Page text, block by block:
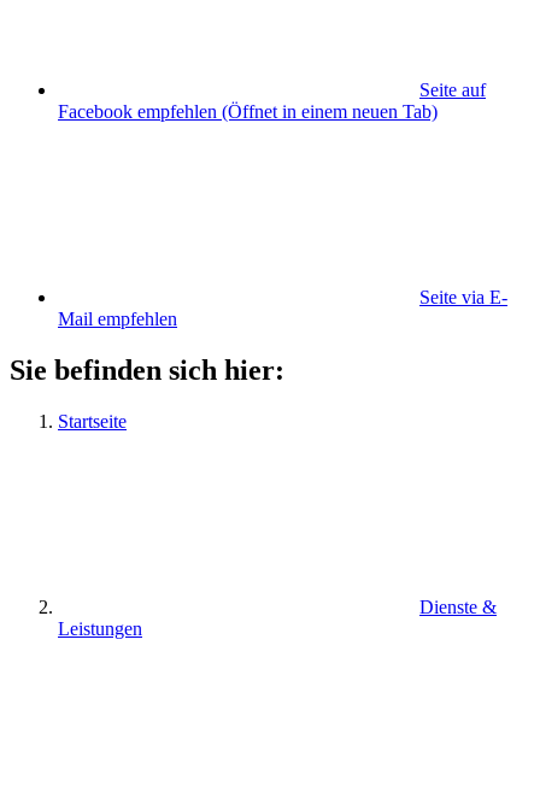
Seite auf
Facebook empfehlen (Öffnet in einem neuen Tab)
Seite via E-
Mail empfehlen
Sie befinden sich hier:
Startseite
Dienste &
Leistungen